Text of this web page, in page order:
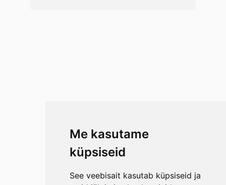
Me kasutame
küpsiseid
See veebisait kasutab küpsiseid ja